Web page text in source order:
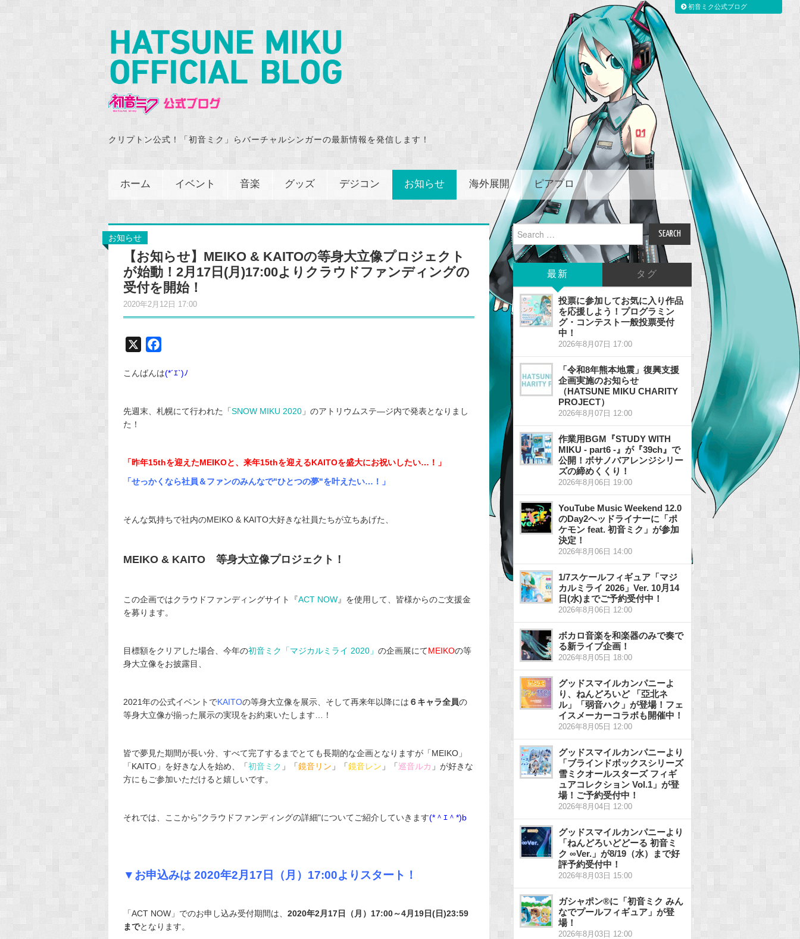
クリプトン公式！「初音ミク」らバーチャルシンガーの最新情報を発信します！
ホーム イベント 音楽 グッズ デジコン お知らせ 海外展開 ピアプロ
お知らせ
【お知らせ】MEIKO & KAITOの等身大立像プロジェクト
が始動！2月17日(月)17:00よりクラウドファンディングの
受付を開始！
2020年2月12日 17:00
c
b
こんばんは(*´ｴ`)ﾉ
先週末、札幌にて行われた「SNOW MIKU 2020 」のアトリウムステ―ジ内で発表となりまし
た！
「昨年15thを迎えたMEIKOと、来年15thを迎えるKAITOを盛大にお祝いしたい…！」
「せっかくなら社員＆ファンのみんなで"ひとつの夢"を叶えたい…！」
そんな気持ちで社内のMEIKO & KAITO大好きな社員たちが立ちあげた、
MEIKO & KAITO 等身大立像プロジェクト！
この企画ではクラウドファンディングサイト『ACT NOW』を使用して、皆様からのご支援金
を募ります。
目標額をクリアした場合、今年の初音ミク「マジカルミライ 2020」 の企画展にてMEIKOの等
身大立像をお披露目、
2021年の公式イベントでKAITOの等身大立像を展示、そして再来年以降には ６キャラ全員の
等身大立像が揃った展示の実現をお約束いたします…！
皆で夢見た期間が長い分、すべて完了するまでとても長期的な企画となりますが「MEIKO」
「KAITO」を好きな人を始め、「初音ミク 」「鏡音リン 」「鏡音レン 」「巡音ルカ 」が好きな
方にもご参加いただけると嬉しいです。
それでは、ここから"クラウドファンディングの詳細"についてご紹介していきます(*＾ｴ＾*)b
▼お申込みは 2020年2月17日（月）17:00よりスタート！
「ACT NOW」でのお申し込み受付期間は、 2020年2月17日（月）17:00～4月19日(日)23:59
までとなります。
Search
for:
最新 タグ
投票に参加してお気に入り作品
を応援しよう！プログラミン
グ・コンテスト一般投票受付
中！
2026年8月07日 17:00
「令和8年熊本地震」復興支援
企画実施のお知らせ
（HATSUNE MIKU CHARITY
PROJECT）
2026年8月07日 12:00
作業用BGM『STUDY WITH
MIKU - part6 -』が『39ch』で
公開！ボサノバアレンジシリー
ズの締めくくり！
2026年8月06日 19:00
YouTube Music Weekend 12.0
のDay2ヘッドライナーに「ポ
ケモン feat. 初音ミク」が参加
決定！
2026年8月06日 14:00
1/7スケールフィギュア「マジ
カルミライ 2026」Ver. 10月14
日(水)までご予約受付中！
2026年8月06日 12:00
ボカロ音楽を和楽器のみで奏で
る新ライブ企画！
2026年8月05日 18:00
グッドスマイルカンパニーよ
り、ねんどろいど 「亞北ネ
ル」「弱音ハク」が登場！フェ
イスメーカーコラボも開催中！
2026年8月05日 12:00
グッドスマイルカンパニーより
「ブラインドボックスシリーズ
雪ミクオールスターズ フィギ
ュアコレクション Vol.1」が登
場！ご予約受付中！
2026年8月04日 12:00
グッドスマイルカンパニーより
「ねんどろいどどーる 初音ミ
ク ∞Ver.」が8/19（水）まで好
評予約受付中！
2026年8月03日 15:00
ガシャポン®に「初音ミク みん
なでプールフィギュア」が登
場！
2026年8月03日 12:00
初音ミク公式ブログ